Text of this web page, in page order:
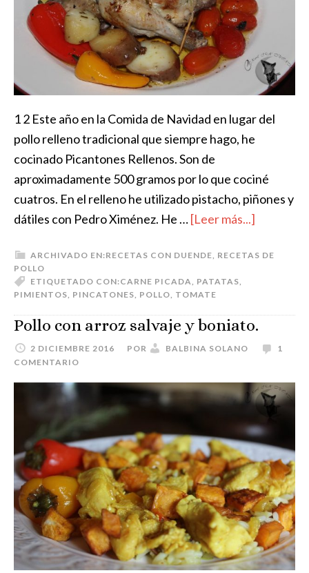
1 2 Este año en la Comida de Navidad en lugar del
pollo relleno tradicional que siempre hago, he
cocinado Picantones Rellenos. Son de
aproximadamente 500 gramos por lo que cociné
cuatros. En el relleno he utilizado pistacho, piñones y
dátiles con Pedro Ximénez. He …[Leer más...]
ARCHIVADO EN:RECETAS CON DUENDE RECETAS DE
POLLO
ETIQUETADO CON:CARNE PICADA PATATAS
PIMIENTOS PINCATONES POLLO TOMATE
Pollo con arroz salvaje y boniato.
2 DICIEMBRE 2016 POR BALBINA SOLANO
1
COMENTARIO